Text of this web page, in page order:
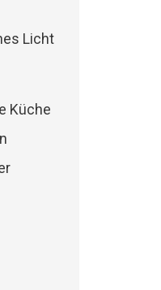
Licht
Küche